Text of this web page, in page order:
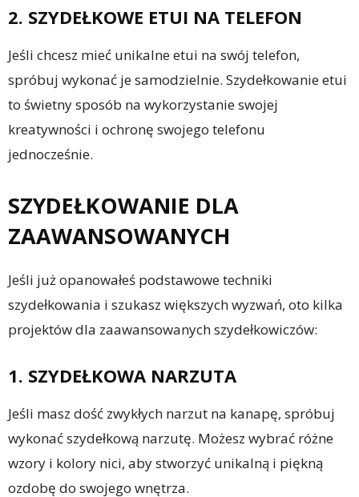
2. SZYDEŁKOWE ETUI NA TELEFON
Jeśli chcesz mieć unikalne etui na swój telefon,
spróbuj wykonać je samodzielnie. Szydełkowanie etui
to świetny sposób na wykorzystanie swojej
kreatywności i ochronę swojego telefonu
jednocześnie.
SZYDEŁKOWANIE DLA
ZAAWANSOWANYCH
Jeśli już opanowałeś podstawowe techniki
szydełkowania i szukasz większych wyzwań, oto kilka
projektów dla zaawansowanych szydełkowiczów:
1. SZYDEŁKOWA NARZUTA
Jeśli masz dość zwykłych narzut na kanapę, spróbuj
wykonać szydełkową narzutę. Możesz wybrać różne
wzory i kolory nici, aby stworzyć unikalną i piękną
ozdobę do swojego wnętrza.